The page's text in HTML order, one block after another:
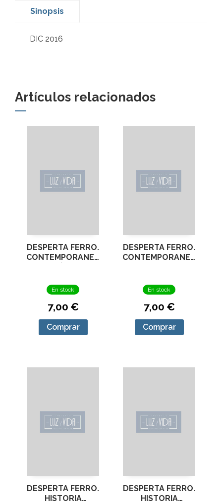
Sinopsis
DIC 2016
Artículos relacionados
DESPERTA FERRO.
CONTEMPORANEA
En stock
7,00 €
Comprar
DESPERTA FERRO.
CONTEMPORANEA
En stock
7,00 €
Comprar
DESPERTA FERRO.
HISTORIA
DESPERTA FERRO.
HISTORIA